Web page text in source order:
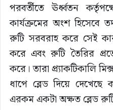
পরবর্তীতে ঊর্ধ্বতন
কার্যক্রমের অংশ হিসেবে
রুটি সরবরাহ করে সেই
করে এবং রুটি তৈরির
করে। তারা প্র্যাকটিকালি
ধাপে ব্লেড দিয়ে
এরকম একটা অক্ষত ব্লেড